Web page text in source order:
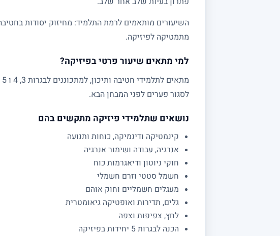
מתמטיקה לפיזיקה.
למי מתאים שיעור פרטי בפיזיקה?
לסגור פערים לפני המבחן הבא.
נושאים שתלמידי פיזיקה מתקשים בהם
קינמטיקה ודינמיקה, כוחות ותנועה
אנרגיה, עבודה ושימור אנרגיה
חוקי ניוטון ודיאגרמות כוח
חשמל סטטי וזרם חשמלי
מעגלים חשמליים וחוק אוהם
גלים, תדירות ואופטיקה גיאומטרית
לחץ, צפיפות וצפה
הכנה לבגרות 5 יחידות בפיזיקה